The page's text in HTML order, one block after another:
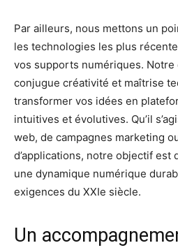
Par ailleurs, nous mettons un
les technologies les plus
vos supports numériques. Notre
conjugue créativité et maîtrise
transformer vos idées en
intuitives et évolutives. Qu’il
web, de campagnes marketing
d’applications, notre objectif est
une dynamique numérique
exigences du XXIe siècle.
Un